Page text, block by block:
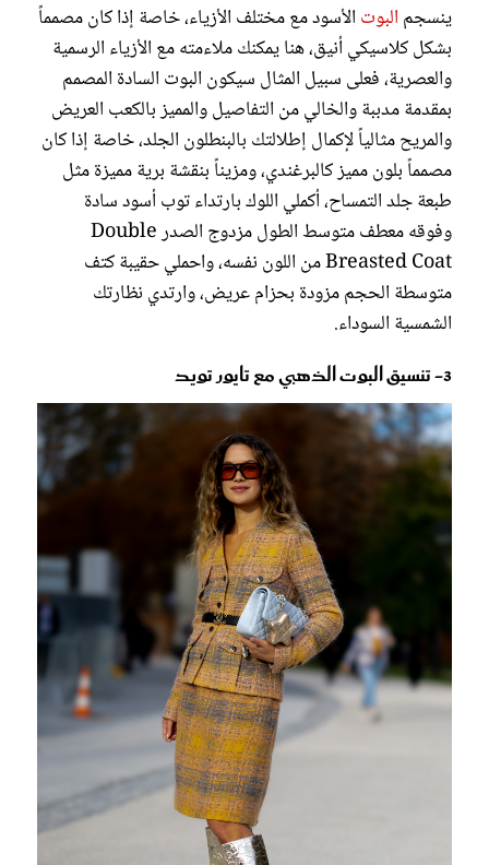
ينسجم البوت الأسود مع مختلف الأزياء، خاصة إذا كان مصمماً
بشكل كلاسيكي أنيق، هنا يمكنك ملاءمته مع الأزياء الرسمية
والعصرية، فعلى سبيل المثال سيكون البوت السادة المصمم
بمقدمة مدببة والخالي من التفاصيل والمميز بالكعب العريض
والمريح مثالياً لإكمال إطلالتك بالبنطلون الجلد، خاصة إذا كان
مصمماً بلون مميز كالبرغندي، ومزيناً بنقشة برية مميزة مثل
طبعة جلد التمساح، أكملي اللوك بارتداء توب أسود سادة
وفوقه معطف متوسط الطول مزدوج الصدر Double
Breasted Coat من اللون نفسه، واحملي حقيبة كتف
متوسطة الحجم مزودة بحزام عريض، وارتدي نظارتك
الشمسية السوداء.
3- تنسيق البوت الذهبي مع تايور تويد